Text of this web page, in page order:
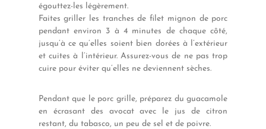
égouttez-les légèrement.
Faites griller les tranches de filet mignon de porc
pendant environ 3 à 4 minutes de chaque côté,
jusqu’à ce qu’elles soient bien dorées à l’extérieur
et cuites à l’intérieur. Assurez-vous de ne pas trop
cuire pour éviter qu’elles ne deviennent sèches.
Pendant que le porc grille, préparez du guacamole
en écrasant des avocat avec le jus de citron
restant, du tabasco, un peu de sel et de poivre.